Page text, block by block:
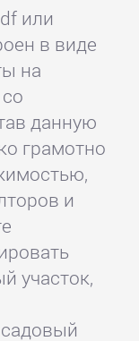
или
в виде
на
данную
грамотно
и
участок,